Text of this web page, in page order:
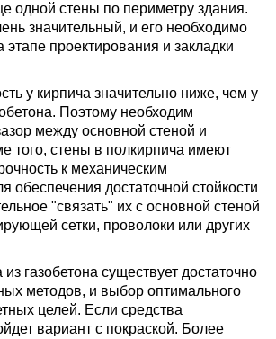
одной стены по периметру здания.
значительный, и его необходимо
проектирования и закладки
у кирпича значительно ниже, чем у
Поэтому необходим
между основной стеной и
того, стены в полкирпича имеют
к механическим
обеспечения достаточной стойкости
"связать" их с основной стеной
сетки, проволоки или других
газобетона существует достаточно
методов, и выбор оптимального
целей. Если средства
вариант с покраской. Более